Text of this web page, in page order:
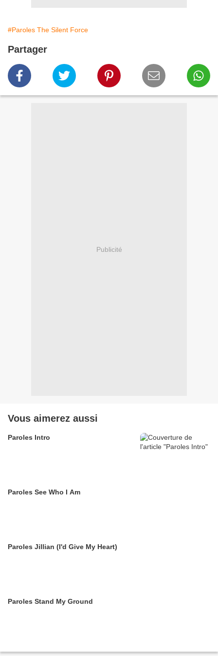
#Paroles The Silent Force
Partager
Publicité
Vous aimerez aussi
Paroles Intro
Paroles See Who I Am
Paroles Jillian (I'd Give My Heart)
Paroles Stand My Ground